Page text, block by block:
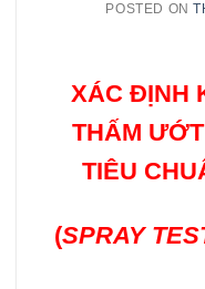
POSTED ON
XÁC ĐỊNH
THẤM
TIÊU
(SPRAY